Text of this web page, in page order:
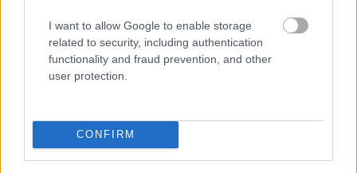
I want to allow Google to enable storage
related to security, including authentication
functionality and fraud prevention, and other
user protection.
CONFIRM